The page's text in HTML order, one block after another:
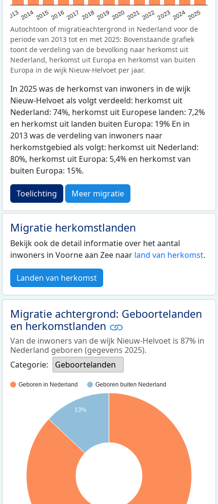
20132014201520162017 20182019 202020212022202320242025
Autochtoon of migratieachtergrond in Nederland voor de
periode van 2013 tot en met 2025: Bovenstaande grafiek
toont de verdeling van de bevolking naar herkomst uit
Nederland, herkomst uit Europa en herkomst van buiten
Europa in de wijk Nieuw-Helvoet per jaar.
In 2025 was de herkomst van inwoners in de wijk
Nieuw-Helvoet als volgt verdeeld: herkomst uit
Nederland: 74%, herkomst uit Europese landen: 7,2%
en herkomst uit landen buiten Europa: 19% En in
2013 was de verdeling van inwoners naar
herkomstgebied als volgt: herkomst uit Nederland:
80%, herkomst uit Europa: 5,4% en herkomst van
buiten Europa: 15%.
Toelichting Meer migratie
Migratie herkomstlanden
Bekijk ook de detail informatie over het aantal
inwoners in Voorne aan Zee naar land van herkomst.
Landen van herkomst
Migratie achtergrond: Geboortelanden
en herkomstlanden
Van de inwoners van de wijk Nieuw-Helvoet is 87% in
Nederland geboren (gegevens 2025).
Categorie:
Geboortelanden
Geboren in Nederland Geboren buiten Nederland
13%